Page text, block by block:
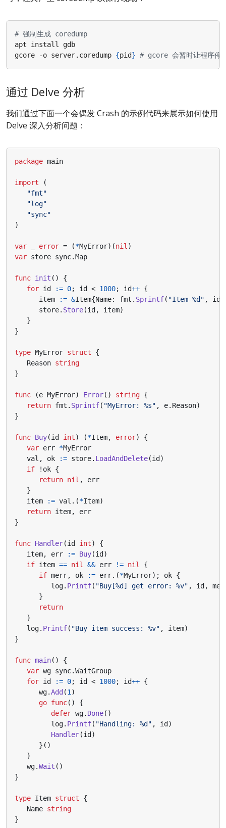
# 强制生成 coredump
gcore -o server.coredump {pid} # gcore 会暂时让程序停
通过 Delve 分析
我们通过下面一个会偶发 Crash 的示例代码来展示如何使用
Delve 深入分析问题：
package main
import
(
"fmt"
"log"
"sync"
)
var error = (*MyError)(nil )
var store sync.Map
func init ()
{
for id := 0; id < 1000; id++ {
item
:= &Item{Name: fmt . Sprintf( "Item-%d" , id
store. Store(id , item)
}
}
type MyError struct
{
Reason string
}
func (e MyError) Error() string {
return fmt . Sprintf( "MyError: %s" , e. Reason)
}
func Buy(id int) (*Item, error)
{
var err *MyError
val , ok := store. LoadAndDelete(id )
if
! ok {
return nil ,
err
}
item
:= val .(*Item)
return item,
err
}
func Handler(id int)
{
item, err := Buy(id )
if item == nil && err != nil
{
if merr, ok := err.(*MyError); ok {
log. Printf( "Buy[%d] get error: %v" , id ,
}
return
}
log. Printf( "Buy item success: %v" , item)
}
func main()
{
var wg sync.WaitGroup
for id := 0; id < 1000; id++ {
wg.Add (1 )
go func()
{
defer wg. Done()
log. Printf( "Handling: %d" , id )
Handler(id )
}()
}
wg.Wait ()
}
type Item struct
{
Name string
}